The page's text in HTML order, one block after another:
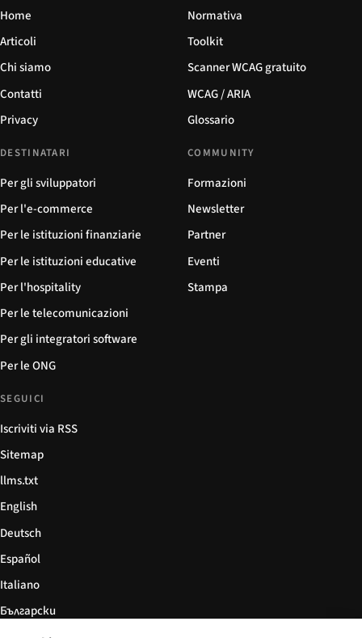
Home
Articoli
Chi siamo
Contatti
Privacy
Normativa
Toolkit
Scanner WCAG gratuito
WCAG / ARIA
Glossario
DESTINATARI
Per gli sviluppatori
Per l'e-commerce
Per le istituzioni finanziarie
Per le istituzioni educative
Per l'hospitality
Per le telecomunicazioni
Per gli integratori software
Per le ONG
COMMUNITY
Formazioni
Newsletter
Partner
Eventi
Stampa
SEGUICI
Iscriviti via RSS
Sitemap
llms.txt
English
Deutsch
Español
Italiano
Български